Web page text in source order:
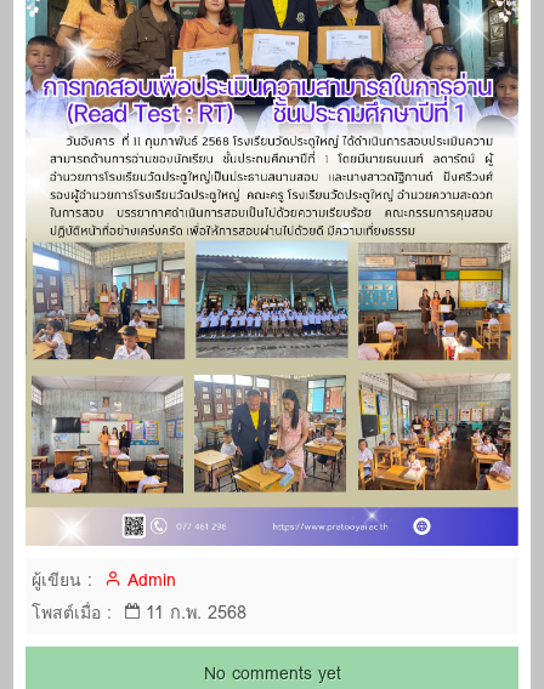
ผู้เขียน :
Admin
โพสต์เมื่อ :
11 ก.พ. 2568
No comments yet